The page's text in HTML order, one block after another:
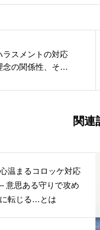
ラスメントの対応
念の関係性、その
関連
心温まるコロッケ対応
– 意思ある守りで攻め
に転じる…とは